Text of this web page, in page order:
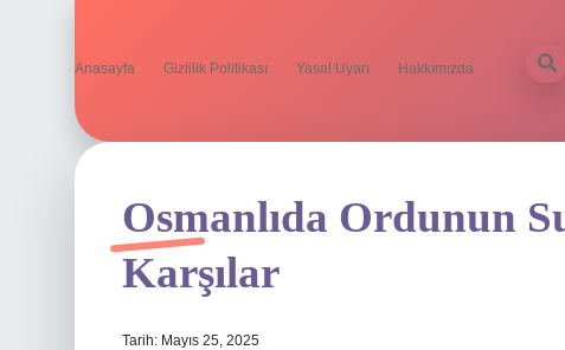
Anasayfa Gizlilik Politikası Yasal Uyarı Hakkımızda
Osmanlıda Ordunun
Karşılar
Tarih: Mayıs 25, 2025